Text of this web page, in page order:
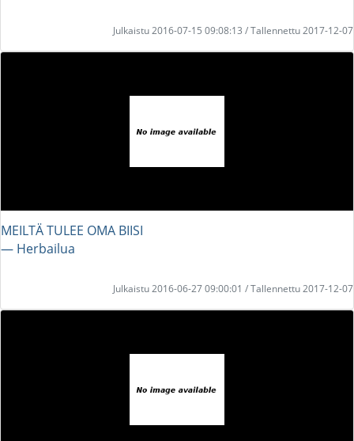
Julkaistu 2016-07-15 09:08:13 / Tallennettu 2017-12-07
MEILTÄ TULEE OMA BIISI
― Herbailua
Julkaistu 2016-06-27 09:00:01 / Tallennettu 2017-12-07